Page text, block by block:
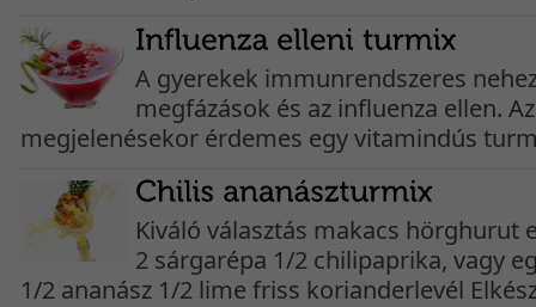
A gyerekek immunrendszeres
megfázások és az influenza ellen.
megjelenésekor érdemes egy vitamindús
Kiváló választás makacs hörghurut
2 sárgarépa 1/2 chilipaprika, vagy
1/2 ananász 1/2 lime friss korianderlevél